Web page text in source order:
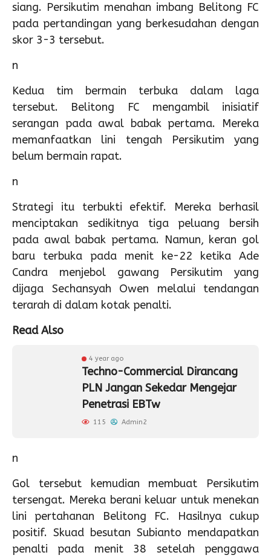
siang. Persikutim menahan imbang Belitong FC
pada pertandingan yang berkesudahan dengan
skor 3-3 tersebut.
n
Kedua tim bermain terbuka dalam laga
tersebut. Belitong FC mengambil inisiatif
serangan pada awal babak pertama. Mereka
memanfaatkan lini tengah Persikutim yang
belum bermain rapat.
n
Strategi itu terbukti efektif. Mereka berhasil
menciptakan sedikitnya tiga peluang bersih
pada awal babak pertama. Namun, keran gol
baru terbuka pada menit ke-22 ketika Ade
Candra menjebol gawang Persikutim yang
dijaga Sechansyah Owen melalui tendangan
terarah di dalam kotak penalti.
Read Also
4 year ago
Techno-Commercial Dirancang
PLN Jangan Sekedar Mengejar
Penetrasi EBTw
115 Admin2
n
Gol tersebut kemudian membuat Persikutim
tersengat. Mereka berani keluar untuk menekan
lini pertahanan Belitong FC. Hasilnya cukup
positif. Skuad besutan Subianto mendapatkan
penalti pada menit 38 setelah penggawa